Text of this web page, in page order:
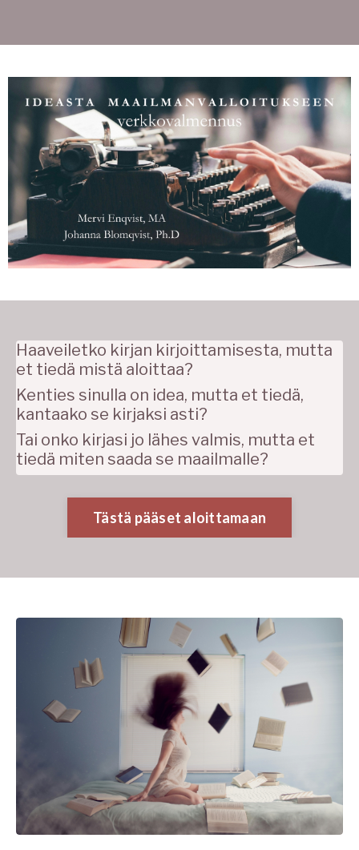
Haaveiletko kirjan kirjoittamisesta, mutta
et tiedä mistä aloittaa?
Kenties sinulla on idea, mutta et tiedä,
kantaako se kirjaksi asti?
Tai onko kirjasi jo lähes valmis, mutta et
tiedä miten saada se maailmalle?
Tästä pääset aloittamaan